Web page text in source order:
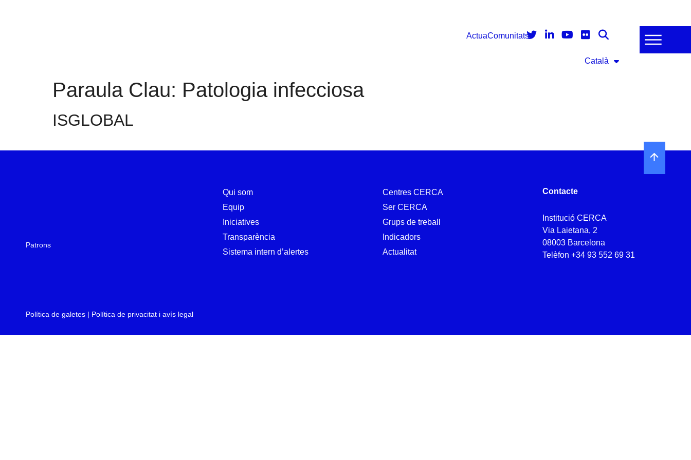
ActuaComunitats
Català
Paraula Clau: Patologia infecciosa
ISGLOBAL
Patrons
Qui som
Equip
Iniciatives
Transparència
Sistema intern d’alertes
Centres CERCA
Ser CERCA
Grups de treball
Indicadors
Actualitat
Contacte
Institució CERCA
Via Laietana, 2
08003 Barcelona
Telèfon+34 93 552 69 31
Política de galetes | Política de privacitat i avís legal